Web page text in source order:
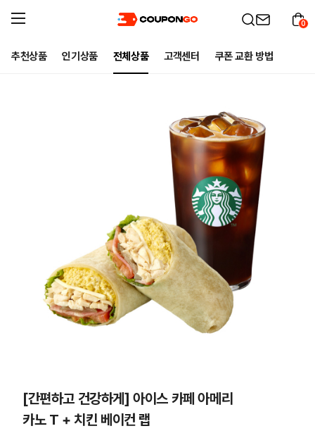
추천상품 인기상품 전체상품 고객센터 쿠폰 교환 방법
0
[간편하고 건강하게] 아이스 카페 아메리
카노 T + 치킨 베이컨 랩